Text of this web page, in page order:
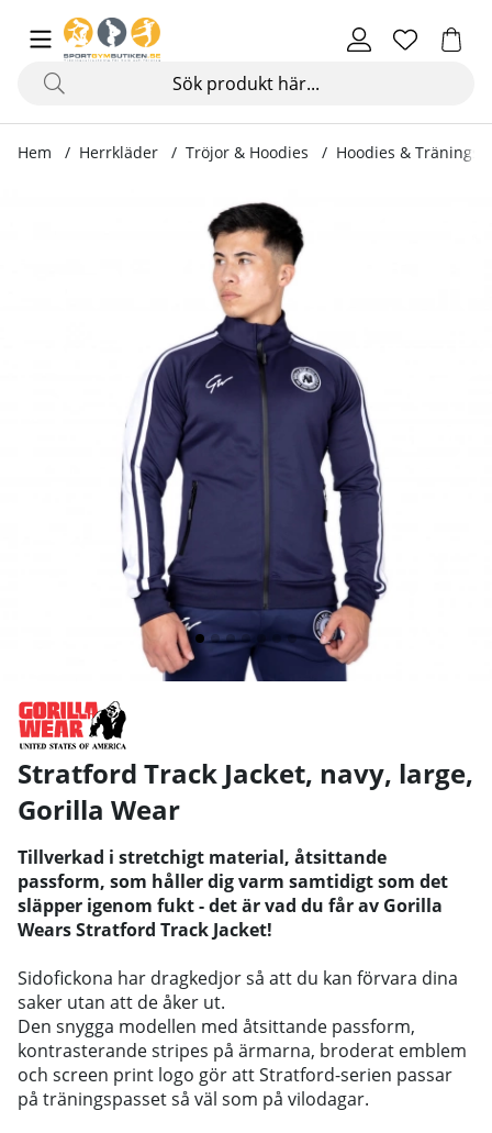
Hem Herrkläder Tröjor & Hoodies Hoodies &
Produktbilder Stratford Track Jacket, navy
Stratford Track Jacket, navy, large,
Gorilla Wear
Tillverkad i stretchigt material, åtsittande
passform, som håller dig varm samtidigt som det
släpper igenom fukt - det är vad du får av Gorilla
Wears Stratford Track Jacket!
Sidofickona har dragkedjor så att du kan förvara dina
saker utan att de åker ut.
Den snygga modellen med åtsittande passform,
kontrasterande stripes på ärmarna, broderat emblem
och screen print logo gör att Stratford-serien passar
på träningspasset så väl som på vilodagar.